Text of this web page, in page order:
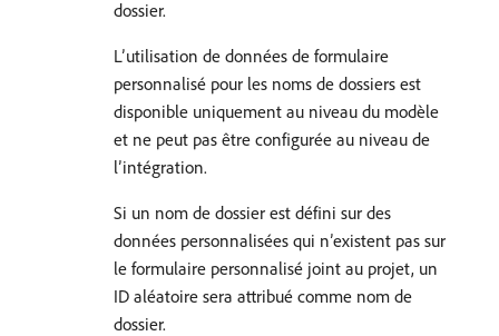
dossier.
L’utilisation de données de formulaire
personnalisé pour les noms de dossiers est
disponible uniquement au niveau du modèle
et ne peut pas être configurée au niveau de
l’intégration.
Si un nom de dossier est défini sur des
données personnalisées qui n’existent pas sur
le formulaire personnalisé joint au projet, un
ID aléatoire sera attribué comme nom de
dossier.